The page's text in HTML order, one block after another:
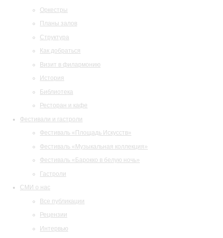
Оркестры
Планы залов
Структура
Как добраться
Визит в филармонию
История
Библиотека
Ресторан и кафе
Фестивали и гастроли
Фестиваль «Площадь Искусств»
Фестиваль «Музыкальная коллекция»
Фестиваль «Барокко в белую ночь»
Гастроли
СМИ о нас
Все публикации
Рецензии
Интервью